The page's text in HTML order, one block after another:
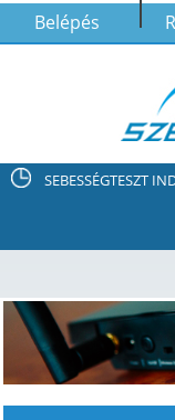
Belépés
SEBESSÉGTESZT